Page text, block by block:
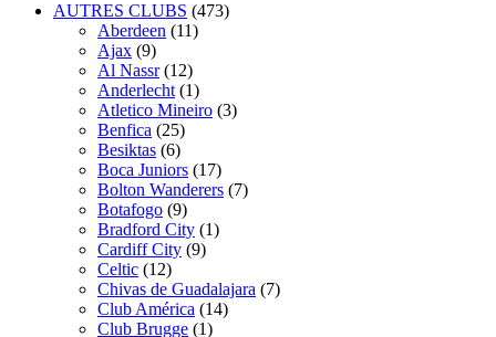
AUTRES CLUBS (473)
Aberdeen (11)
Ajax (9)
Al Nassr (12)
Anderlecht (1)
Atletico Mineiro (3)
Benfica (25)
Besiktas (6)
Boca Juniors (17)
Bolton Wanderers (7)
Botafogo (9)
Bradford City (1)
Cardiff City (9)
Celtic (12)
Chivas de Guadalajara (7)
Club América (14)
Club Brugge (1)